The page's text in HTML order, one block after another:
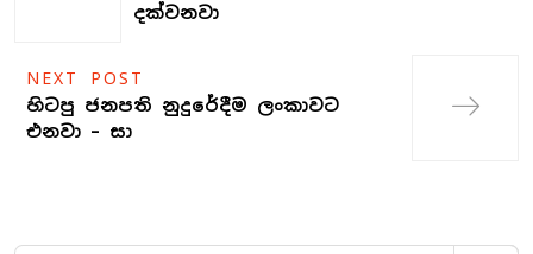
දක්වනවා
NEXT POST
හිටපු ජනපති නුදුරේදීම ලංකාවට
එනවා – සා